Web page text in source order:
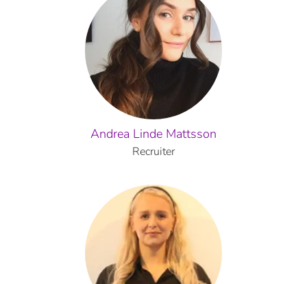
Andrea Linde Mattsson
Recruiter